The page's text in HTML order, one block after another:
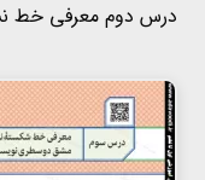
درس دوم معرفی خط